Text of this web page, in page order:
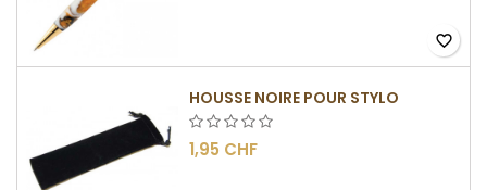
favorite_border
HOUSSE NOIRE POUR STYLO
1,95 CHF